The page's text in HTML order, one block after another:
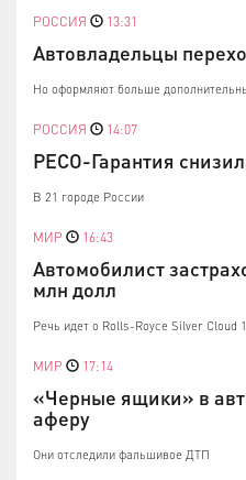
РОССИЯ 13:31
Автовладельцы
Но оформляют больше
РОССИЯ 14:07
РЕСО-Гарантия
В 21 городе России
МИР 16:43
Автомобилист
млн долл
Речь идет о Rolls-Royce Silver Cloud
МИР 17:14
«Черные ящики» в
аферу
Они отследили фальшивое ДТП